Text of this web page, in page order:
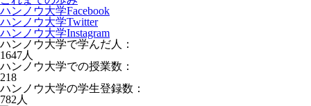
ハンノウ大学Facebook
ハンノウ大学Twitter
ハンノウ大学Instagram
ハンノウ大学で学んだ人：
1647人
ハンノウ大学での授業数：
218
ハンノウ大学の学生登録数：
782 人